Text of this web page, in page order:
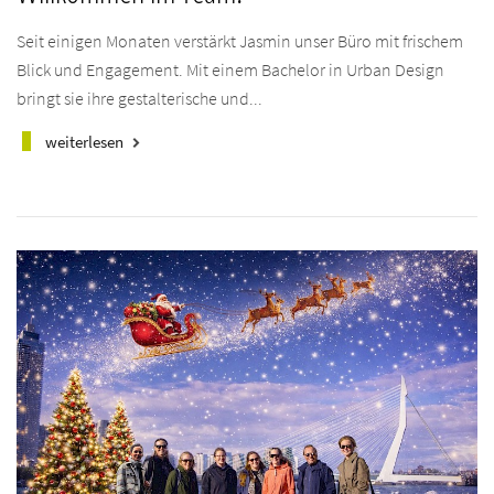
Seit einigen Monaten verstärkt Jasmin unser Büro mit frischem
Blick und Engagement. Mit einem Bachelor in Urban Design
bringt sie ihre gestalterische und...
weiterlesen keyboard_arrow_right